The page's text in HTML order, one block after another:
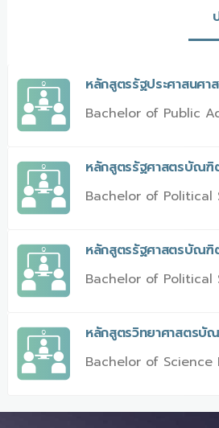
หลักสูตรรัฐประศาสนศ
Bachelor of Public
หลักสูตรรัฐศาสตรบัณฑิ
Bachelor of Political
หลักสูตรรัฐศาสตรบัณฑิต
Bachelor of
หลักสูตรวิทยาศาสตรบั
Bachelor of